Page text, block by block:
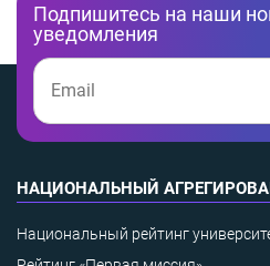
Подпишитесь на наши
уведомления
НАЦИОНАЛЬНЫЙ
Национальный рейтинг